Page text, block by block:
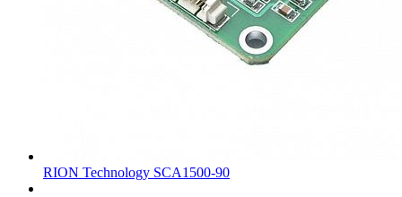
RION Technology SCA1500-90